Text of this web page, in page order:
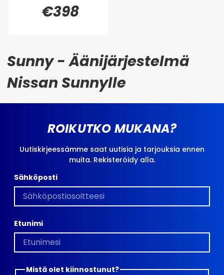
€398
Sunny - Äänijärjestelmä
Nissan Sunnylle
ROIKUTKO MUKANA?
Uutiskirjeessämme saat uutisia ja tarjouksia ennen
muita. Rekisteröidy alla.
Sähköposti
Etunimi
Mistä olet kiinnostunut?